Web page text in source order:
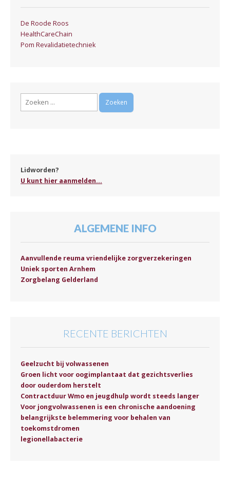
De Roode Roos
HealthCareChain
Pom Revalidatietechniek
Zoeken
Lidworden?
U kunt hier aanmelden...
ALGEMENE INFO
Aanvullende reuma vriendelijke zorgverzekeringen
Uniek sporten Arnhem
Zorgbelang Gelderland
RECENTE BERICHTEN
Geelzucht bij volwassenen
Groen licht voor oogimplantaat dat gezichtsverlies
door ouderdom herstelt
Contractduur Wmo en jeugdhulp wordt steeds langer
Voor jongvolwassenen is een chronische aandoening
belangrijkste belemmering voor behalen van
toekomstdromen
legionellabacterie